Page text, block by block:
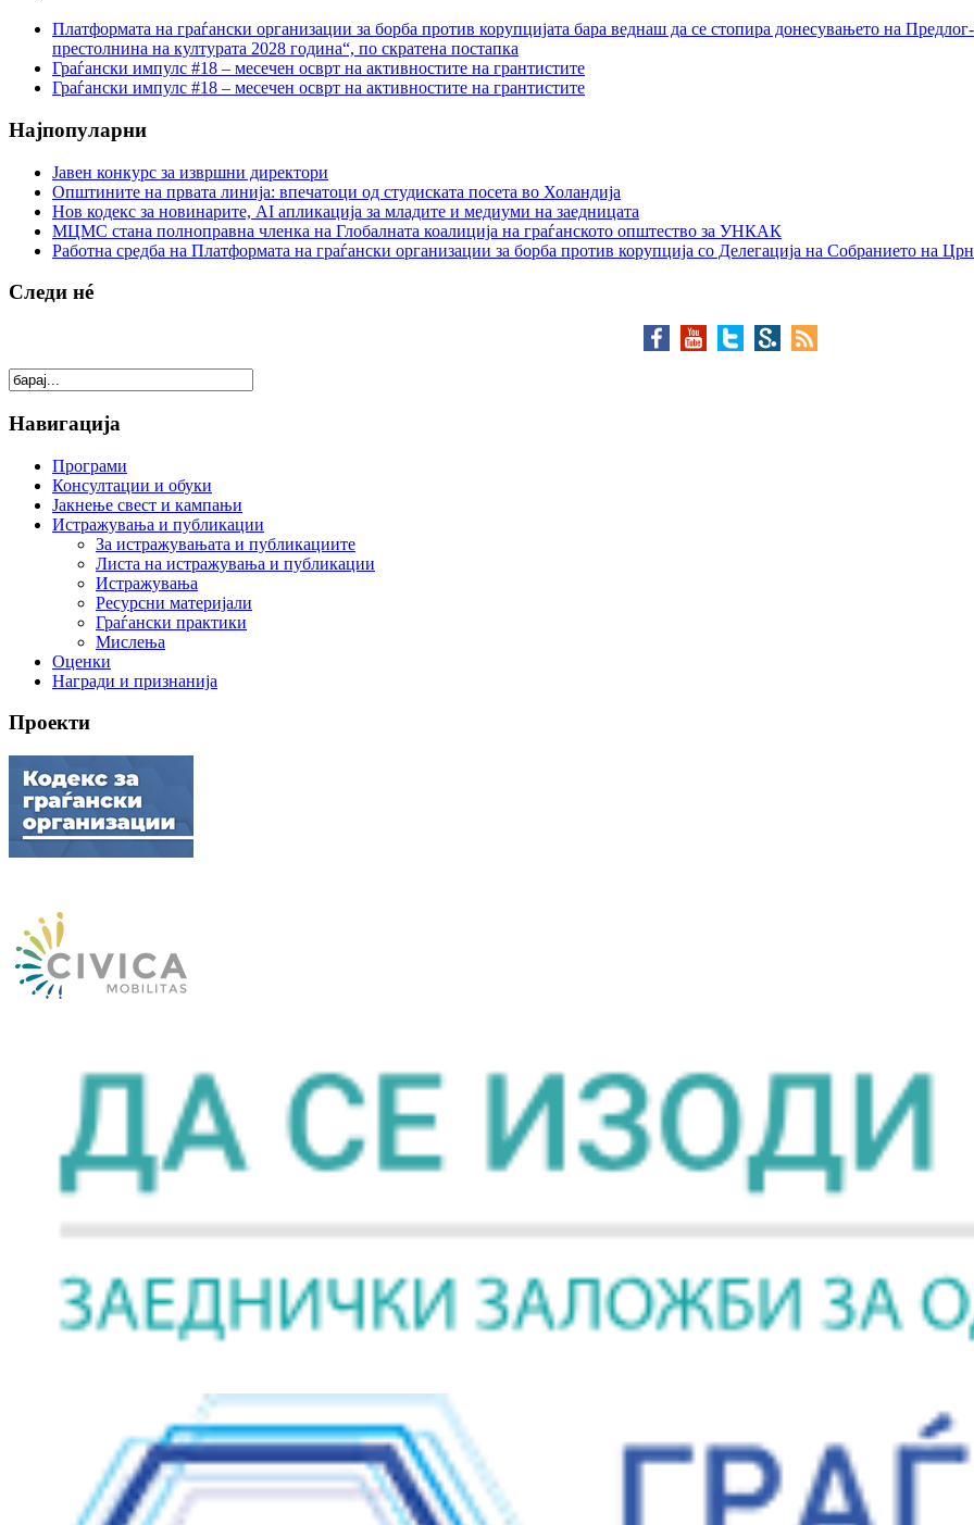
Платформата на граѓански организации за борба против корупцијата бара веднаш да се стопира донесувањето на
престолнина на културата 2028 година“, по скратена постапка
Граѓански импулс #18 – месечен осврт на активностите на грантистите
Граѓански импулс #18 – месечен осврт на активностите на грантистите
Најпопуларни
Јавен конкурс за извршни директори
Општините на првата линија: впечатоци од студиската посета во Холандија
Нов кодекс за новинарите, AI апликација за младите и медиуми на заедницата
МЦМС стана полноправна членка на Глобалната коалиција на граѓанското општество за УНКАК
Работна средба на Платформата на граѓански организации за борба против корупција со Делегација на Собранието на
Следи нé
Навигација
Програми
Консултации и обуки
Јакнење свест и кампањи
Истражувања и публикации
За истражувањата и публикациите
Листа на истражувања и публикации
Истражувања
Ресурсни материјали
Граѓански практики
Мислења
Оценки
Награди и признанија
Проекти